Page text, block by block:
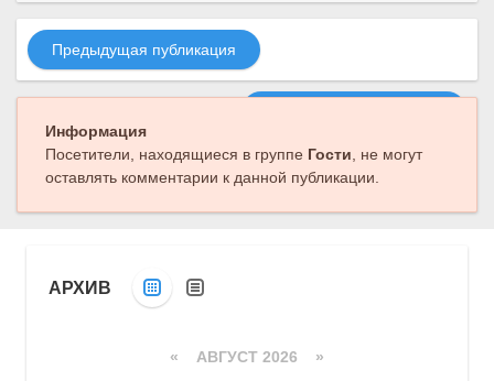
Предыдущая публикация
Информация
Посетители, находящиеся в группе Гости, не могут
оставлять комментарии к данной публикации.
АРХИВ
« АВГУСТ 2026 »